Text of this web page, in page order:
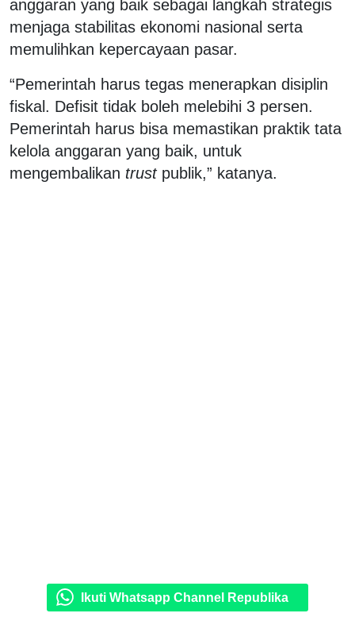
anggaran yang baik sebagai langkah strategis
menjaga stabilitas ekonomi nasional serta
memulihkan kepercayaan pasar.
“Pemerintah harus tegas menerapkan disiplin
fiskal. Defisit tidak boleh melebihi 3 persen.
Pemerintah harus bisa memastikan praktik tata
kelola anggaran yang baik, untuk
mengembalikan trustpublik,” katanya.
Ikuti Whatsapp Channel Republika